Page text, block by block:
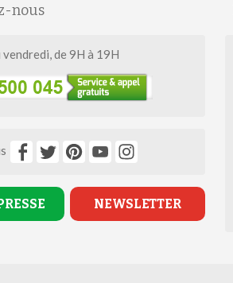
nous
vendredi, de 9H à 19H
NEWSLETTER